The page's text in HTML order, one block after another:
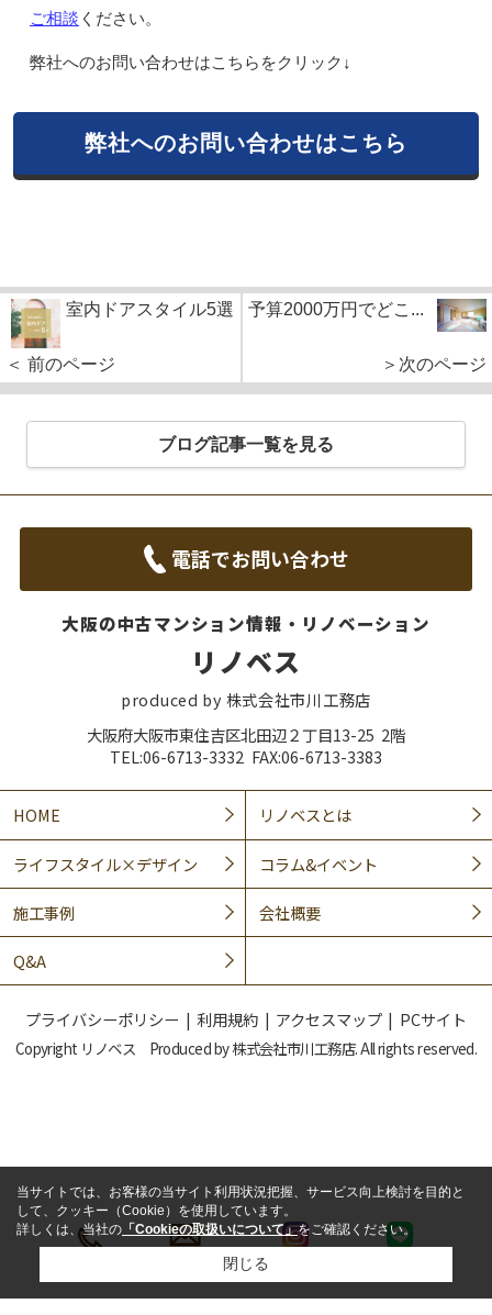
ご相談 ください。
弊社へのお問い合わせはこちらをクリック↓
弊社へのお問い合わせはこちら
室内ドアスタイル5選
＜ 前のページ
予算2000万円でどこ...
＞次のページ
ブログ記事一覧を見る
電話でお問い合わせ
大阪の中古マンション情報・リノベーション
リノベス
produced by 株式会社市川工務店
大阪府大阪市東住吉区北田辺２丁目13-25 2階
TEL:06-6713-3332 FAX:06-6713-3383
HOME リノベスとは
ライフスタイル×デザイン コラム&イベント
施工事例 会社概要
Q&A
プライバシーポリシー 利用規約 アクセスマップ PCサイト
Copyright リノベス Produced by 株式会社市川工務店. All rights reserved.
インスタ
当サイトでは、お客様の当サイト利用状況把握、サービス向上検討を目的と
して、クッキー（Cookie）を使用しています。
詳しくは、当社の 「Cookieの取扱いについて」をご確認ください。
閉じる